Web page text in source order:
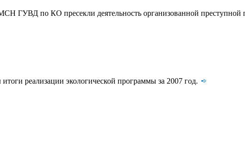
ГУВД по КО пресекли деятельность организованной
реализации экологической программы за 2007 год.